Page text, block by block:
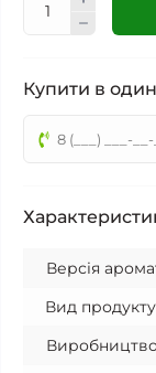
Купити в
Версія
Вид продукту